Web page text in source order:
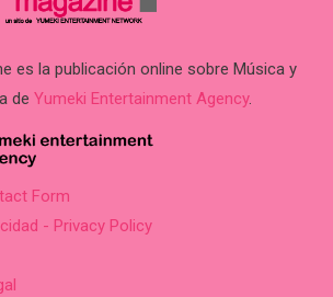
es la publicación online sobre Música y
de Yumeki Entertainment Agency.
Form
- Privacy Policy